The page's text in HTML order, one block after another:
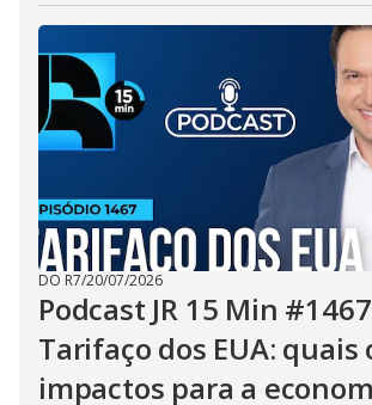
DO R7/20/07/2026
Podcast JR 15 Min
Tarifaço dos EUA: quais
impactos para a